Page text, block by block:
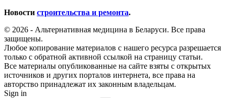
Новости строительства и ремонта.
© 2026 - Альтернативная медицина в Беларуси. Все права
защищены.
Любое копирование материалов с нашего ресурса разрешается
только с обратной активной ссылкой на страницу статьи.
Все материалы опубликованные на сайте взяты с открытых
источников и других порталов интернета, все права на
авторство принадлежат их законным владельцам.
Sign in